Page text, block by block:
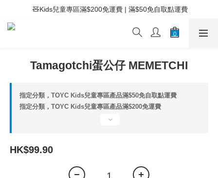
⚡滿$400免運費 | 滿$200免Easy Trade自取點運費
🧸Kids兒童專區滿$200免運費 | 滿$50免自取點運費
⚡滿$400免運費 | 滿$200免Easy Trade自取點運費
Tamagotchi蛋公仔 MEMETCHI
指定分類，TOYC Kids兒童專區產品滿$50免自取點運費
指定分類，TOYC Kids兒童專區產品滿$200免運費
HK$99.90